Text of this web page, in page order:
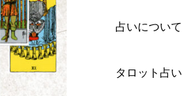
占いについて
タロット占い